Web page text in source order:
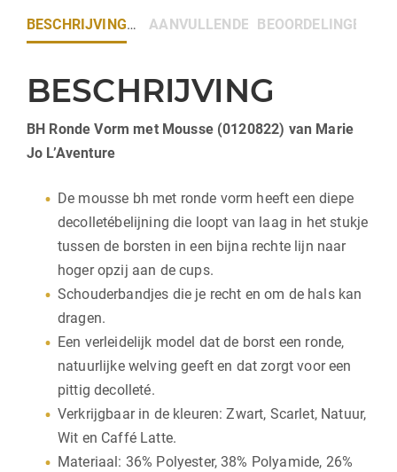
BESCHRIJVING AANVULLENDE INFORMATIE
BEOORDELINGEN (0)
BESCHRIJVING
BH Ronde Vorm met Mousse (0120822) van Marie
Jo L’Aventure
De mousse bh met ronde vorm heeft een diepe
decolletébelijning die loopt van laag in het stukje
tussen de borsten in een bijna rechte lijn naar
hoger opzij aan de cups.
Schouderbandjes die je recht en om de hals kan
dragen.
Een verleidelijk model dat de borst een ronde,
natuurlijke welving geeft en dat zorgt voor een
pittig decolleté.
Verkrijgbaar in de kleuren: Zwart, Scarlet, Natuur,
Wit en Caffé Latte.
Materiaal: 36% Polyester, 38% Polyamide, 26%